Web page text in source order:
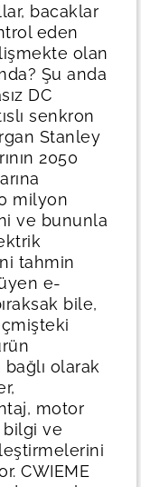
bacaklar
eden
olan
Şu anda
DC
senkron
Stanley
2050
milyon
ve bununla
tahmin
e-
bile,
bağlı olarak
motor
ve
CWIEME